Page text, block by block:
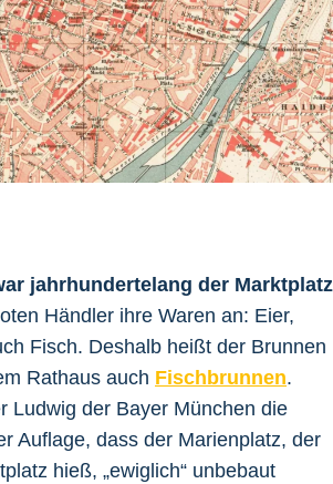
jahrhundertelang der Marktplatz
Händler ihre Waren an: Eier,
Fisch. Deshalb heißt der Brunnen
Rathaus auch Fischbrunnen.
Ludwig der Bayer München die
Auflage, dass der Marienplatz, der
hieß, „ewiglich“ unbebaut